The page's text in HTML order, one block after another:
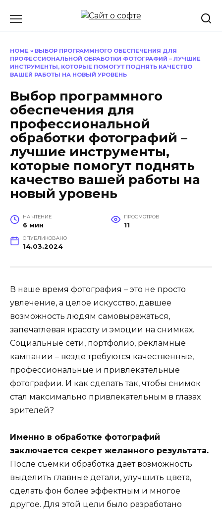
HOME » ВЫБОР ПРОГРАММНОГО ОБЕСПЕЧЕНИЯ ДЛЯ
ПРОФЕССИОНАЛЬНОЙ ОБРАБОТКИ ФОТОГРАФИЙ – ЛУЧШИЕ
ИНСТРУМЕНТЫ, КОТОРЫЕ ПОМОГУТ ПОДНЯТЬ КАЧЕСТВО
ВАШЕЙ РАБОТЫ НА НОВЫЙ УРОВЕНЬ
Выбор программного
обеспечения для
профессиональной
обработки фотографий –
лучшие инструменты,
которые помогут поднять
качество вашей работы на
новый уровень
НА ЧТЕНИЕ
6 мин
ПРОСМОТРОВ
11
ОПУБЛИКОВАНО
14.03.2024
В наше время фотография – это не просто
увлечение, а целое искусство, давшее
возможность людям самовыражаться,
запечатлевая красоту и эмоции на снимках.
Социальные сети, портфолио, рекламные
кампании – везде требуются качественные,
профессиональные и привлекательные
фотографии. И как сделать так, чтобы снимок
стал максимально привлекательным в глазах
зрителей?
Именно в обработке фотографий
заключается секрет желанного результата.
После съемки обработка дает возможность
выделить главные детали, улучшить цвета,
сделать фон более эффектным и многое
другое. Для этой цели было разработано